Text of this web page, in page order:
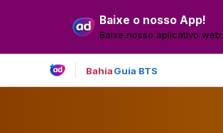
Baixe o nosso App!
Baixe nosso aplicativo
BahiaGuia BTS